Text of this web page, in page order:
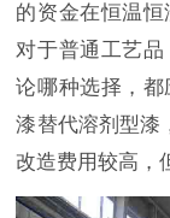
的资金在恒温
对于普通工艺
论哪种选择，
漆替代溶剂型漆
改造费用较高，